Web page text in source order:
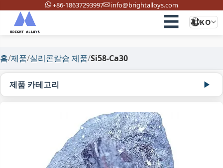
+86-18637293997 info@brightalloys.com
☰ KO
홈/제품/실리콘칼슘 제품/Si58-Ca30
제품 카테고리